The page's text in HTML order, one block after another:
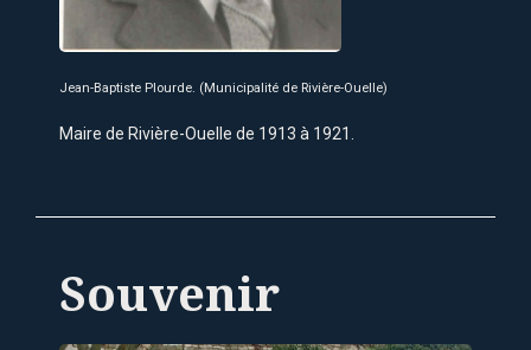
Jean-Baptiste Plourde. (Municipalité de Rivière-Ouelle)
Maire de Rivière-Ouelle de 1913 à 1921.
Souvenir